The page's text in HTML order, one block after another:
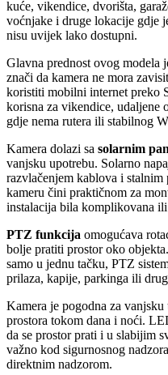
kuće, vikendice, dvorišta,
voćnjake i druge lokacije gdje
nisu uvijek lako dostupni.
Glavna prednost ovog modela
znači da kamera ne mora
koristiti mobilni internet preko
korisna za vikendice, udaljene
gdje nema rutera ili stabilnog
Kamera dolazi sa solarnim
vanjsku upotrebu. Solarno
razvlačenjem kablova i
kameru čini praktičnom za
instalacija bila komplikovana ili
PTZ funkcija omogućava
bolje pratiti prostor oko
samo u jednu tačku, PTZ
prilaza, kapije, parkinga ili
Kamera je pogodna za
prostora tokom dana i noći.
da se prostor prati i u slabijim
važno kod sigurnosnog
direktnim nadzorom.